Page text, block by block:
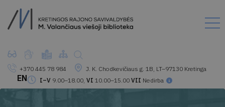
+370 445 78 984
J. K. Chodkevičiaus g. 1B, LT–97130 Kretinga
I–V 9.00–18.00, VI 10.00–15.00 VII Nedirba
EN